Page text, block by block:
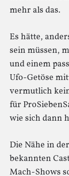
mehr als das.
Es hätte,
sein müssen,
und einem
Ufo-Getöse
vermutlich
für
wie sich dann
Die Nähe in
bekannten
Mach-Shows